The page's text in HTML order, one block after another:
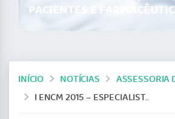
PACIENTES E
INÍCIO NOTÍCIAS
ASSESSORIA
I ENCM 2015 – ESPECIALISTAS COBRAM SOLUÇÕES PARA GARANTIR O FUTURO DA RESIDÊNCIA MÉDICA